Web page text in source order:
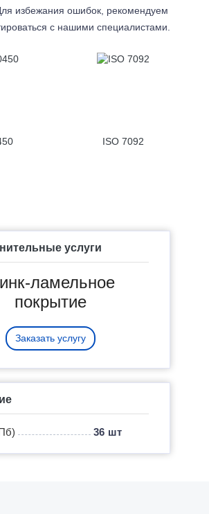
избежания ошибок, рекомендуем
с нашими специалистами.
ISO 7092
услуги
ламельное
покрытие
Заказать услугу
36 шт